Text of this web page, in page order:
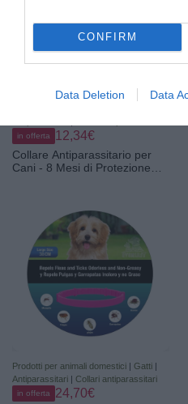
CONFIRM
Data Deletion Data
in offerta 12,34€
Collare Antiparassitario per
Cani - 8 Mesi di Protezione
Naturali (1, GRIGIO
RINFORZATO, 56CM)
Prodotti per animali domestici | Gatti |
Antiparassitari | Collari antiparassitari
in offerta 24,70€